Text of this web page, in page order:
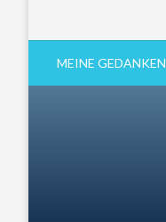
MEINE GEDANKEN